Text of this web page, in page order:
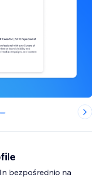
2
bezpośrednio na